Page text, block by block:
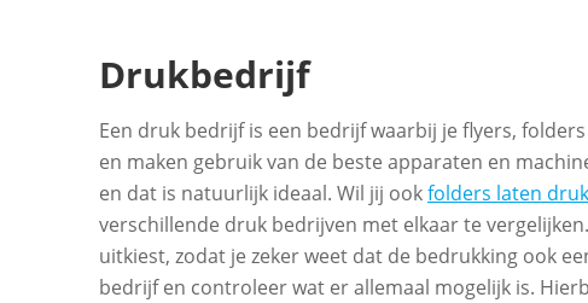
Drukbedrijf
Een druk bedrijf is een bedrijf waarbij je flyers,
en maken gebruik van de beste apparaten en
en dat is natuurlijk ideaal. Wil jij ookfolders laten
verschillende druk bedrijven met elkaar te
uitkiest, zodat je zeker weet dat de bedrukking ook
bedrijf en controleer wat er allemaal mogelijk is.